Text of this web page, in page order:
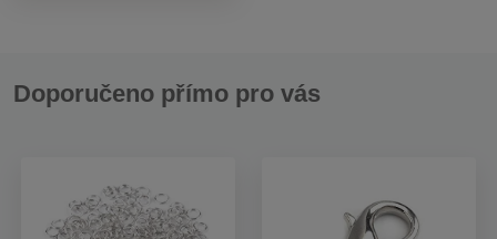
Doporučeno přímo pro vás